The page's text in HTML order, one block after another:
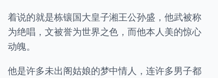
着说的就是栋镶国大皇子湘王公孙盛，他武被称
为绝唱，文被誉为世界之色，而他本人美的惊心
动魄。
他是许多未出阁姑娘的梦中情人，连许多男子都